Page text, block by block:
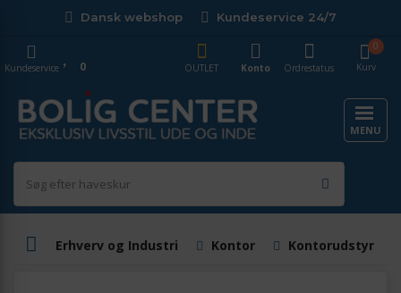
Dansk webshop Kundeservice 24/7
Kurv
0
OUTLET
Konto Ordrestatus
Kundeservice 0
MENU
Erhverv og Industri Kontor Kontorudstyr